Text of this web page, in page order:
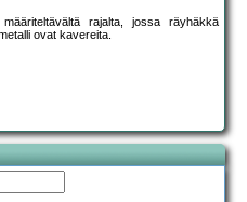
rajalta, jossa räyhäkkä
ovat kavereita.